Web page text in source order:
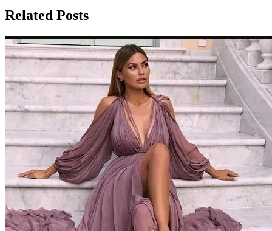
Related Posts